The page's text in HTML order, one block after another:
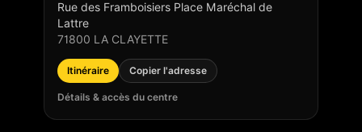
Rue des Framboisiers Place Maréchal de
Lattre
71800 LA CLAYETTE
Itinéraire Copier l'adresse
Détails & accès du centre